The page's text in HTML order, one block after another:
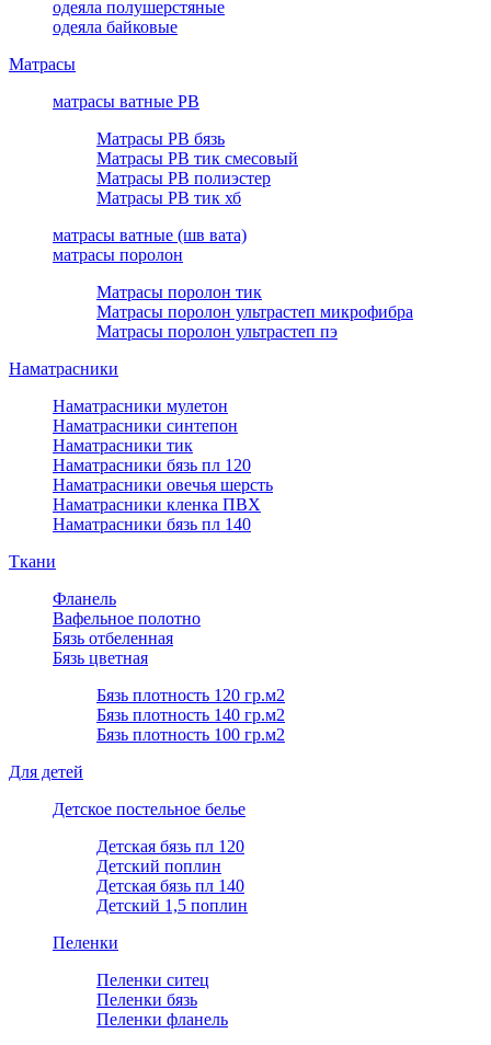
одеяла полушерстяные
одеяла байковые
Матрасы
матрасы ватные РВ
Матрасы РВ бязь
Матрасы РВ тик смесовый
Матрасы РВ полиэстер
Матрасы РВ тик хб
матрасы ватные (шв вата)
матрасы поролон
Матрасы поролон тик
Матрасы поролон ультрастеп микрофибра
Матрасы поролон ультрастеп пэ
Наматрасники
Наматрасники мулетон
Наматрасники синтепон
Наматрасники тик
Наматрасники бязь пл 120
Наматрасники овечья шерсть
Наматрасники кленка ПВХ
Наматрасники бязь пл 140
Ткани
Фланель
Вафельное полотно
Бязь отбеленная
Бязь цветная
Бязь плотность 120 гр.м2
Бязь плотность 140 гр.м2
Бязь плотность 100 гр.м2
Для детей
Детское постельное белье
Детская бязь пл 120
Детский поплин
Детская бязь пл 140
Детский 1,5 поплин
Пеленки
Пеленки ситец
Пеленки бязь
Пеленки фланель